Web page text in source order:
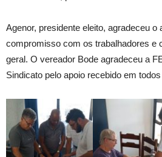
Agenor, presidente eleito, agradeceu o
compromisso com os trabalhadores e
geral. O vereador Bode agradeceu a
Sindicato pelo apoio recebido em